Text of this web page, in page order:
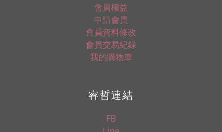
會員權益
申請會員
會員資料修改
會員交易紀錄
我的購物車
睿哲連結
FB